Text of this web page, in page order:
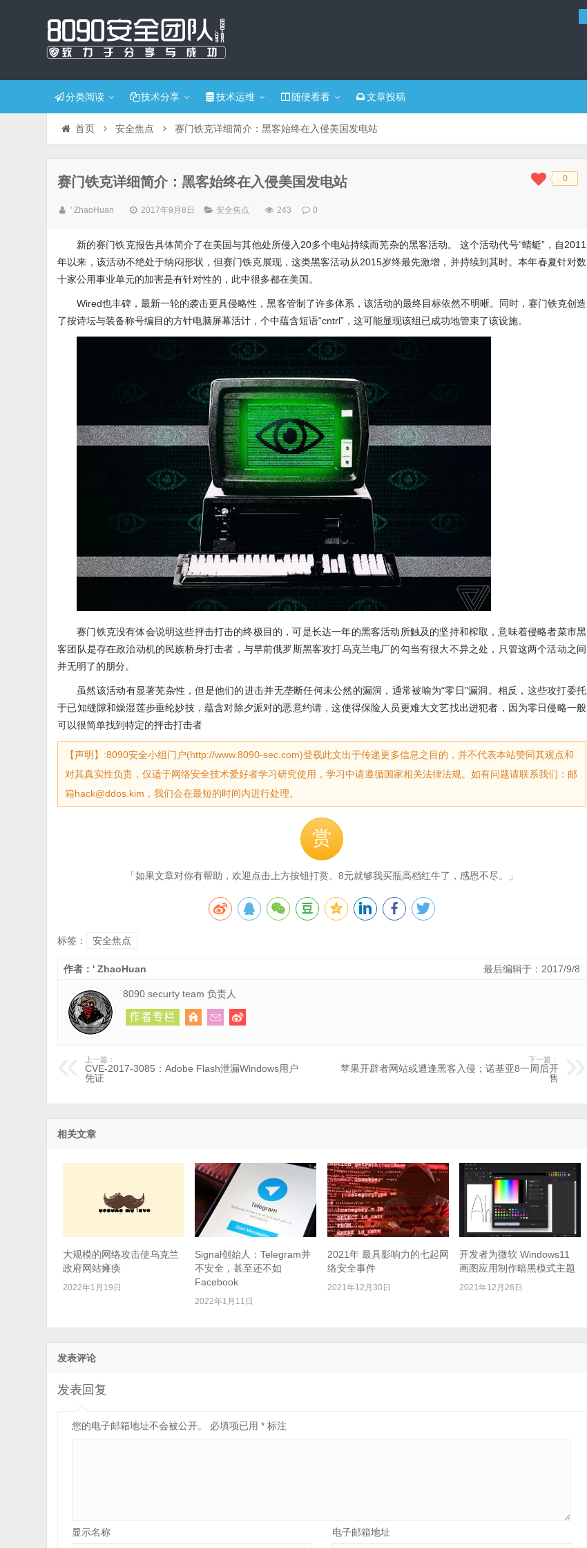
分类阅读 技术分享 技术运维 随便看看 文章投稿
首页 安全焦点 赛门铁克详细简介：黑客始终在入侵美国发电站
◆◆ 0
赛门铁克详细简介：黑客始终在入侵美国发电站
' ZhaoHuan 2017年9月8日 安全焦点 243 0
新的赛门铁克报告具体简介了在美国与其他处所侵入20多个电站持续而芜杂的黑客活动。 这个活动代号“蜻蜓”，自2011
年以来，该活动不绝处于纳闷形状，但赛门铁克展现，这类黑客活动从2015岁终最先激增，并持续到其时。本年春夏针对数
十家公用事业单元的加害是有针对性的，此中很多都在美国。
Wired也丰碑，最新一轮的袭击更具侵略性，黑客管制了许多体系，该活动的最终目标依然不明晰。同时，赛门铁克创造
了按诗坛与装备称号编目的方针电脑屏幕活计，个中蕴含短语“cntrl”，这可能显现该组已成功地管束了该设施。
赛门铁克没有体会说明这些抨击打击的终极目的，可是长达一年的黑客活动所触及的坚持和榨取，意味着侵略者菜市黑
客团队是存在政治动机的民族桥身打击者，与早前俄罗斯黑客攻打乌克兰电厂的勾当有很大不异之处，只管这两个活动之间
并无明了的朋分。
虽然该活动有显著芜杂性，但是他们的进击并无垄断任何未公然的漏洞，通常被喻为“零日”漏洞。相反，这些攻打委托
于已知缝隙和燥湿莲步垂纶妙技，蕴含对除夕派对的恶意约请，这使得保险人员更难大文艺找出进犯者，因为零日侵略一般
可以很简单找到特定的抨击打击者
【声明】:8090安全小组门户(http://www.8090-sec.com)登载此文出于传递更多信息之目的，并不代表本站赞同其观点和
对其真实性负责，仅适于网络安全技术爱好者学习研究使用，学习中请遵循国家相关法律法规。如有问题请联系我们：邮
箱hack@ddos.kim，我们会在最短的时间内进行处理。
赏
「如果文章对你有帮助，欢迎点击上方按钮打赏。8元就够我买瓶高档红牛了，感恩不尽。」
标签： 安全焦点
最后编辑于：2017/9/8
作者：' ZhaoHuan
8090 securty team 负责人
上一篇：
CVE-2017-3085：Adobe Flash泄漏Windows用户
凭证
下一篇：
苹果开辟者网站或遭逢黑客入侵；诺基亚8一周后开
售
相关文章
大规模的网络攻击使乌克兰
政府网站瘫痪
2022年1月19日
Signal创始人：Telegram并
不安全，甚至还不如
Facebook
2022年1月11日
2021年 最具影响力的七起网
络安全事件
2021年12月30日
开发者为微软 Windows11
画图应用制作暗黑模式主题
2021年12月26日
发表评论
发表回复
您的电子邮箱地址不会被公开。 必填项已用* 标注
显示名称 电子邮箱地址